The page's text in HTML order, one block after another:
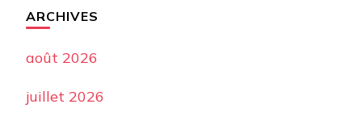
ARCHIVES
août 2026
juillet 2026